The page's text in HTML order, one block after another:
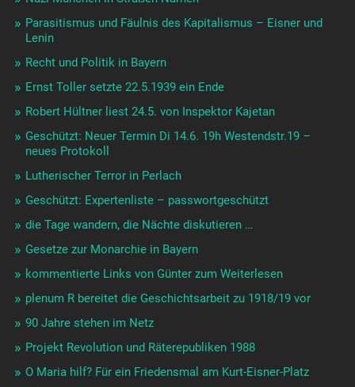
Parasitismus und Fäulnis des Kapitalismus – Eisner und
Lenin
Recht und Politik in Bayern
Ernst Toller setzte 22.5.1939 ein Ende
Robert Hültner liest 24.5. von Inspektor Kajetan
Geschützt: Neuer Termin Di 14.6. 19h Westendstr.19 –
neues Protokoll
Lutherischer Terror in Perlach
Geschützt: Expertenliste – passwortgeschützt
die Tage wandern, die Nächte diskutieren …
Gesetze zur Monarchie in Bayern
kommentierte Links von Günter zum Weiterlesen
plenum R bereitet die Geschichtsarbeit zu 1918/19 vor
90 Jahre stehen im Netz
Projekt Revolution und Räterepubliken 1988
O Maria hilf? Für ein Friedensmal am Kurt-Eisner-Platz